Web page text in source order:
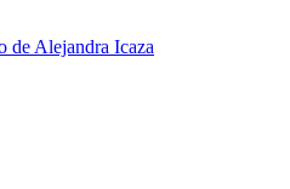
de Alejandra Icaza